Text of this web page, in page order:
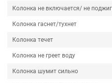
Колонка не включается/ не
Колонка гаснет/тухнет
Колонка течет
Колонка не греет воду
Колонка шумит сильно